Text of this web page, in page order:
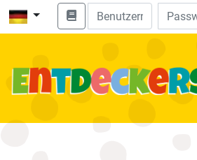
Bibel entdecken